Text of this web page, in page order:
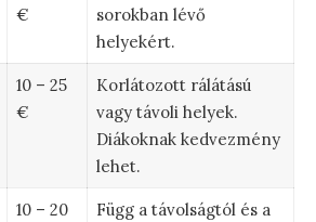
€
sorokban lévő
helyekért.
10 – 25
€
Korlátozott rálátású
vagy távoli helyek.
Diákoknak kedvezmény
lehet.
10 – 20
Függ a távolságtól és a